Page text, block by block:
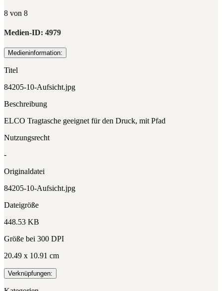
8 von 8
Medien-ID: 4979
Medieninformation:
Titel
84205-10-Aufsicht.jpg
Beschreibung
ELCO Tragtasche geeignet für den Druck, mit Pfad
Nutzungsrecht
-
Originaldatei
84205-10-Aufsicht.jpg
Dateigröße
448.53 KB
Größe bei 300 DPI
20.49 x 10.91 cm
Verknüpfungen: